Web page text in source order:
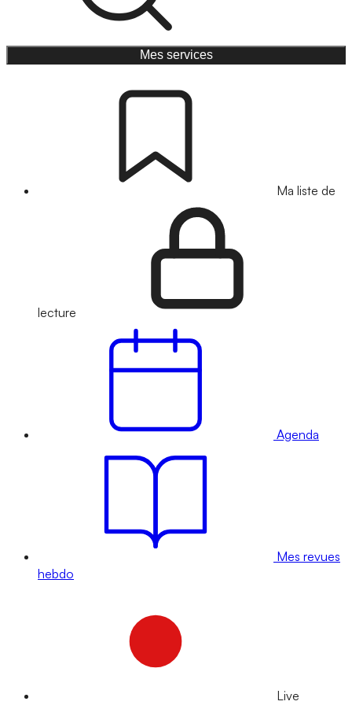
Mes services
Ma liste de
lecture
Agenda
Mes revues
hebdo
Live